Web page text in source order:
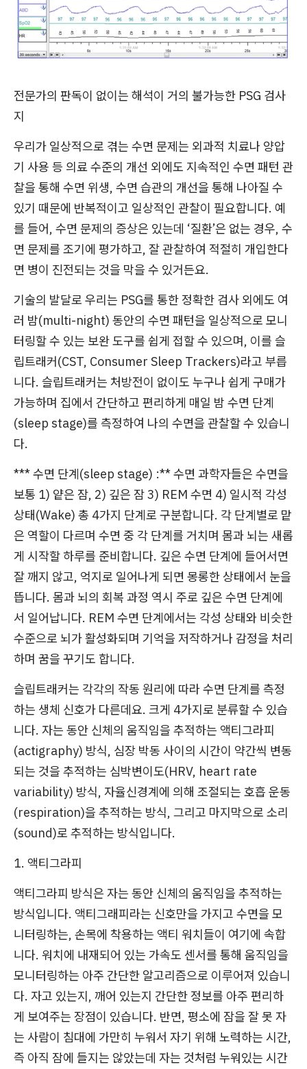
전문가의 판독이 없이는 해석이 거의 불가능한 PSG 검사
지
우리가 일상적으로 겪는 수면 문제는 외과적 치료나 양압
기 사용 등 의료 수준의 개선 외에도 지속적인 수면 패턴 관
찰을 통해 수면 위생, 수면 습관의 개선을 통해 나아질 수
있기 때문에 반복적이고 일상적인 관찰이 필요합니다. 예
를 들어, 수면 문제의 증상은 있는데 ‘질환’은 없는 경우, 수
면 문제를 조기에 평가하고, 잘 관찰하여 적절히 개입한다
면 병이 진전되는 것을 막을 수 있거든요.
기술의 발달로 우리는 PSG를 통한 정확한 검사 외에도 여
러 밤(multi-night) 동안의 수면 패턴을 일상적으로 모니
터링할 수 있는 보완 도구를 쉽게 접할 수 있으며, 이를 슬
립트래커(CST, Consumer Sleep Trackers)라고 부릅
니다. 슬립트래커는 처방전이 없이도 누구나 쉽게 구매가
가능하며 집에서 간단하고 편리하게 매일 밤 수면 단계
(sleep stage)를 측정하여 나의 수면을 관찰할 수 있습니
다.
*** 수면 단계(sleep stage) :** 수면 과학자들은 수면을
보통 1) 얕은 잠, 2) 깊은 잠 3) REM 수면 4) 일시적 각성
상태(Wake) 총 4가지 단계로 구분합니다. 각 단계별로 맡
은 역할이 다르며 수면 중 각 단계를 거치며 몸과 뇌는 새롭
게 시작할 하루를 준비합니다. 깊은 수면 단계에 들어서면
잘 깨지 않고, 억지로 일어나게 되면 몽롱한 상태에서 눈을
뜹니다. 몸과 뇌의 회복 과정 역시 주로 깊은 수면 단계에
서 일어납니다. REM 수면 단계에서는 각성 상태와 비슷한
수준으로 뇌가 활성화되며 기억을 저작하거나 감정을 처리
하며 꿈을 꾸기도 합니다.
슬립트래커는 각각의 작동 원리에 따라 수면 단계를 측정
하는 생체 신호가 다른데요. 크게 4가지로 분류할 수 있습
니다. 자는 동안 신체의 움직임을 추적하는 액티그라피
(actigraphy) 방식, 심장 박동 사이의 시간이 약간씩 변동
되는 것을 추적하는 심박변이도(HRV, heart rate
variability) 방식, 자율신경계에 의해 조절되는 호흡 운동
(respiration)을 추적하는 방식, 그리고 마지막으로 소리
(sound)로 추적하는 방식입니다.
1. 액티그라피
액티그라피 방식은 자는 동안 신체의 움직임을 추적하는
방식입니다. 액티그래피라는 신호만을 가지고 수면을 모
니터링하는, 손목에 착용하는 액티 워치들이 여기에 속합
니다. 워치에 내재되어 있는 가속도 센서를 통해 움직임을
모니터링하는 아주 간단한 알고리즘으로 이루어져 있습니
다. 자고 있는지, 깨어 있는지 간단한 정보를 아주 편리하
게 보여주는 장점이 있습니다. 반면, 평소에 잠을 잘 못 자
는 사람이 침대에 가만히 누워서 자기 위해 노력하는 시간,
즉 아직 잠에 들지는 않았는데 자는 것처럼 누워있는 시간